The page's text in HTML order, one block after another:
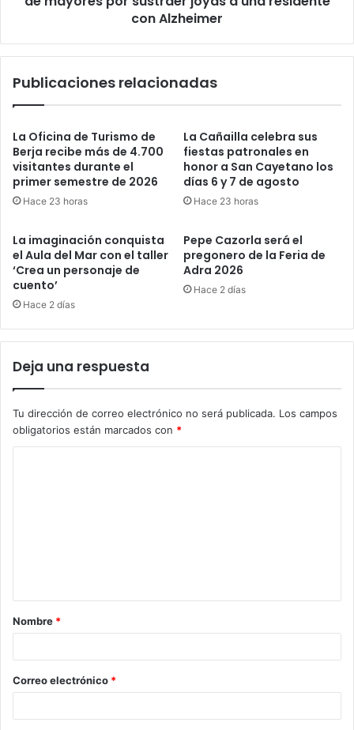
con Alzheimer
Publicaciones relacionadas
La Oficina de Turismo de
Berja recibe más de 4.700
visitantes durante el
primer semestre de 2026
Hace 23 horas
La Cañailla celebra sus
fiestas patronales en
honor a San Cayetano los
días 6 y 7 de agosto
Hace 23 horas
La imaginación conquista
el Aula del Mar con el taller
‘Crea un personaje de
cuento’
Hace 2 días
Pepe Cazorla será el
pregonero de la Feria de
Adra 2026
Hace 2 días
Deja una respuesta
Tu dirección de correo electrónico no será publicada. Los campos
obligatorios están marcados con *
a
r
*
Nombre *
Correo electrónico *